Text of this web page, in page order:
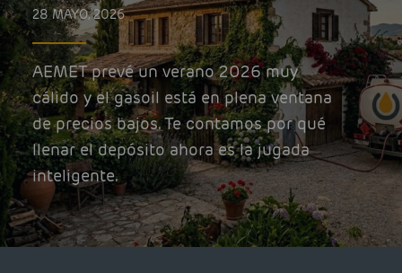
28 MAYO, 2026
AEMET prevé un verano 2026 muy
cálido y el gasoil está en plena ventana
de precios bajos. Te contamos por qué
llenar el depósito ahora es la jugada
inteligente.